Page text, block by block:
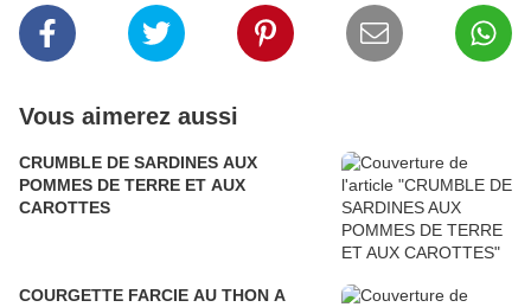
Vous aimerez aussi
CRUMBLE DE SARDINES AUX
POMMES DE TERRE ET AUX
CAROTTES
COURGETTE FARCIE AU THON A